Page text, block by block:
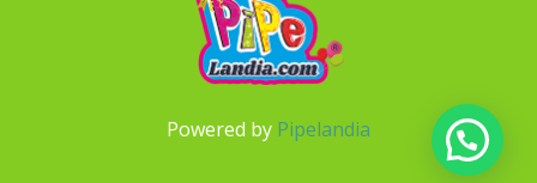
Powered by Pipelandia